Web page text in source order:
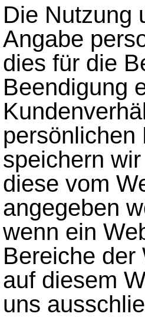
Die Nutzung
Angabe
dies für die
Beendigung
persönlichen
speichern
diese vom
angegeben
wenn ein
Bereiche der
auf diesem
uns